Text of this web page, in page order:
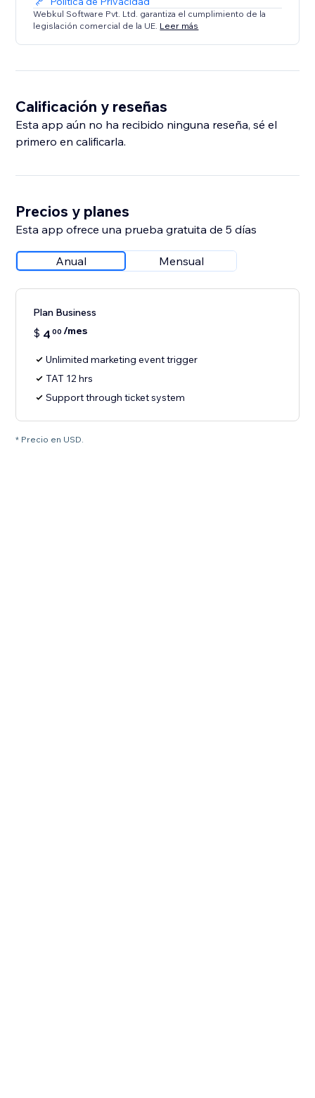
Webkul Software Pvt. Ltd. garantiza el cumplimiento de la
legislación comercial de la UE. Leer más
Calificación y reseñas
Esta app aún no ha recibido ninguna reseña, sé el
primero en calificarla.
Precios y planes
Esta app ofrece una prueba gratuita de 5 días
Anual Mensual
Plan Business
$ 4 00 /mes
Unlimited marketing event trigger
TAT 12 hrs
Support through ticket system
* Precio en USD.